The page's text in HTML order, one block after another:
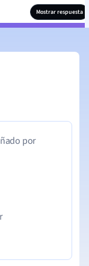
Mostrar respuesta
por